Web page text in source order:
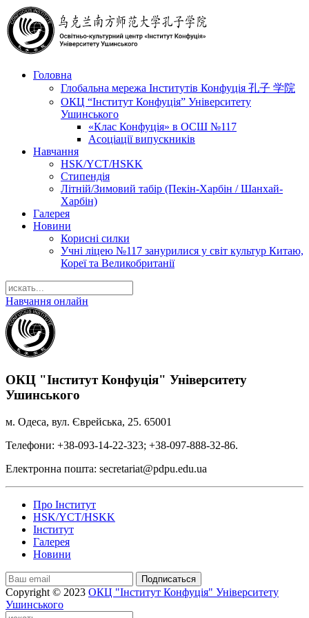
Головна
Глобальна мережа Інститутів Конфуція 孔子 学院
ОКЦ “Інститут Конфуція” Університету
Ушинського
«Клас Конфуція» в ОСШ №117
Асоціації випускників
Навчання
HSK/YCT/HSKK
Стипендія
Літній/Зимовий табір (Пекін-Харбін / Шанхай-
Харбін)
Галерея
Новини
Корисні силки
Учні ліцею №117 занурилися у світ культур Китаю,
Кореї та Великобританії
Навчання онлайн
ОКЦ "Інститут Конфуція" Університету
Ушинського
м. Одеса, вул. Єврейська, 25. 65001
Телефони: +38-093-14-22-323; +38-097-888-32-86.
Електронна пошта: secretariat@pdpu.edu.ua
Про Інститут
HSK/YCT/HSKK
Інститут
Галерея
Новини
Подписаться
Copyright © 2023 ОКЦ "Інститут Конфуція" Університету
Ушинського